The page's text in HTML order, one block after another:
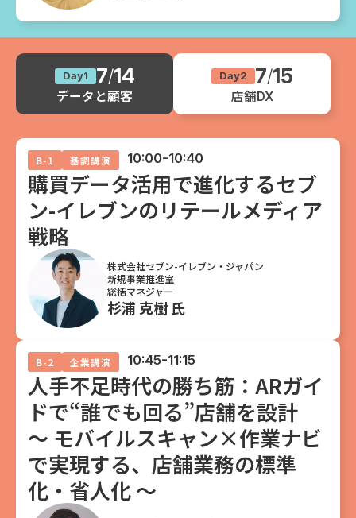
Day1 7/14
データと顧客
Day2 7/15
店舗DX
B-1 基調講演 10:00-10:40
購買データ活用で進化するセブ
ン-イレブンのリテールメディア
戦略
株式会社セブン-イレブン・ジャパン
新規事業推進室
総括マネジャー
杉浦 克樹 氏
B-2 企業講演 10:45-11:15
人手不足時代の勝ち筋：ARガイ
ドで“誰でも回る”店舗を設計
〜 モバイルスキャン×作業ナビ
で実現する、店舗業務の標準
化・省人化 〜